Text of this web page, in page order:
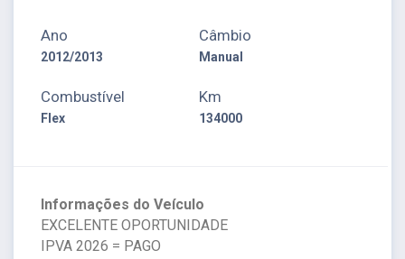
Ano
2012/2013
Câmbio
Manual
Combustível
Flex
Km
134000
Informações do Veículo
EXCELENTE OPORTUNIDADE
IPVA 2026 = PAGO